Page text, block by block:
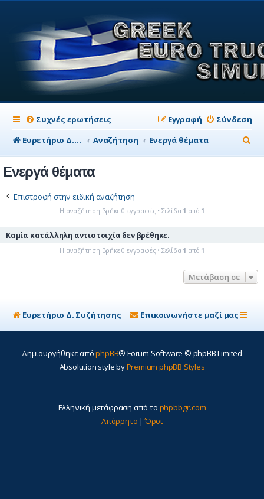
Συχνές ερωτήσεις Σύνδεση
Εγγραφή
Ευρετήριο Δ. Συζήτησης
Αναζήτηση Ενεργά θέματα
ν
η
Ενεργά θέματα
Επιστροφή στην ειδική αναζήτηση
Η αναζήτηση βρήκε 0 εγγραφές • Σελίδα 1 από 1
Καμία κατάλληλη αντιστοιχία δεν βρέθηκε.
Η αναζήτηση βρήκε 0 εγγραφές • Σελίδα 1 από 1
Μετάβαση σε
Ευρετήριο Δ. Συζήτησης Επικοινωνήστε μαζί μας
Δημιουργήθηκε απόphpBB® Forum Software © phpBB Limited
Absolution style byPremium phpBB Styles
Ελληνική μετάφραση από το phpbbgr.com
Απόρρητο |Όροι